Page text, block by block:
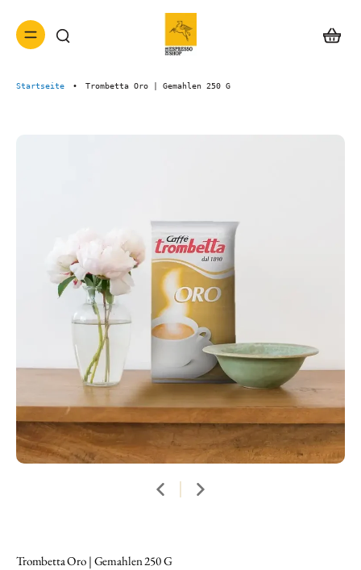
Startseite • Trombetta Oro | Gemahlen 250 G
Trombetta Oro | Gemahlen 250 G